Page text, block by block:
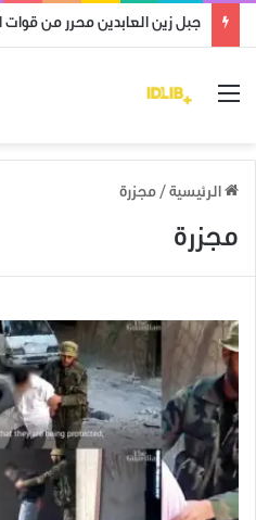
جبل زين العابدين محرر من قوات
القائمة
الرئيسية / مجزرة
مجزرة